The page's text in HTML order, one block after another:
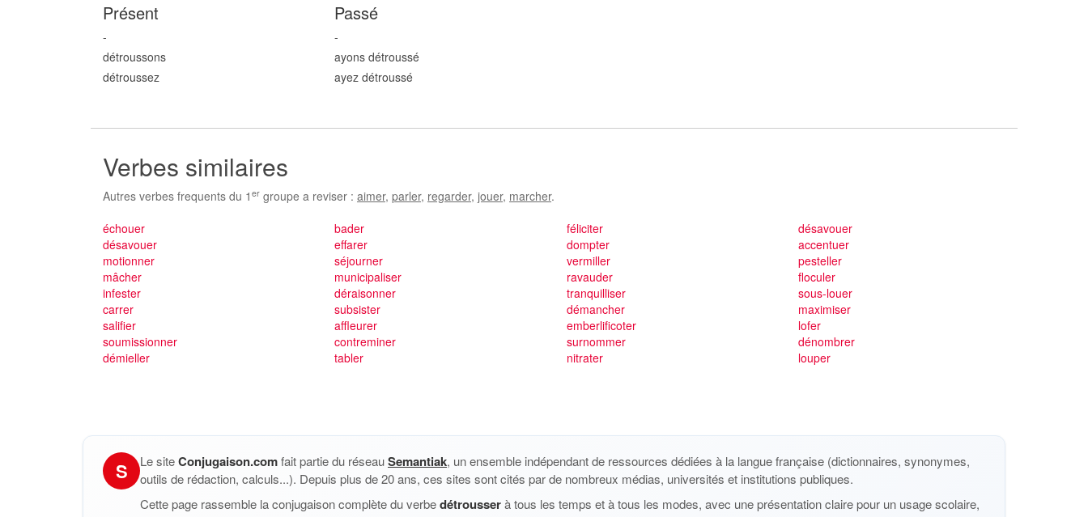
Présent
-
détroussons
détroussez
Passé
-
ayons détroussé
ayez détroussé
Verbes similaires
Autres verbes frequents du 1 er groupe a reviser : aimer, parler, regarder, jouer, marcher.
échouer
désavouer
motionner
mâcher
infester
carrer
salifier
soumissionner
démieller
bader
effarer
séjourner
municipaliser
déraisonner
subsister
affleurer
contreminer
tabler
féliciter
dompter
vermiller
ravauder
tranquilliser
démancher
emberlificoter
surnommer
nitrater
désavouer
accentuer
pesteller
floculer
sous-louer
maximiser
lofer
dénombrer
louper
S Le siteConjugaison.comfait partie du réseauSemantiak, un ensemble indépendant de ressources dédiées à la langue française (dictionnaires, synonymes,
outils de rédaction, calculs...). Depuis plus de 20 ans, ces sites sont cités par de nombreux médias, universités et institutions publiques.
Cette page rassemble la conjugaison complète du verbedétrousserà tous les temps et à tous les modes, avec une présentation claire pour un usage scolaire,